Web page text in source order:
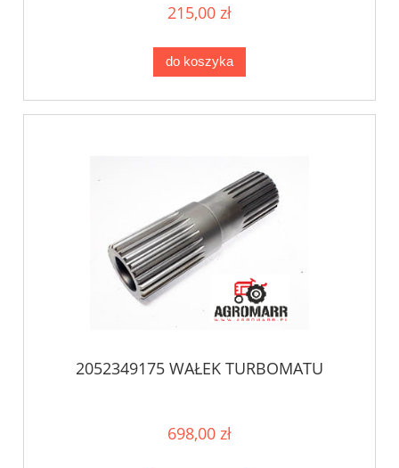
215,00 zł
do koszyka
2052349175 WAŁEK TURBOMATU
698,00 zł